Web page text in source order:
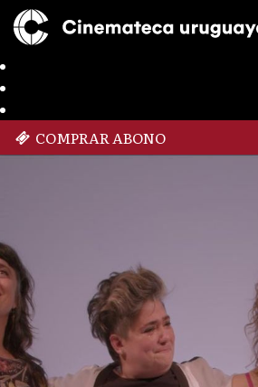
COMPRAR ABONO